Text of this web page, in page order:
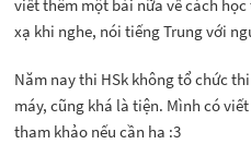
viết thêm một bài nữa về cách
xạ khi nghe, nói tiếng Trung với
Năm nay thi HSk không tổ chức
máy, cũng khá là tiện. Mình có
tham khảo nếu cần ha :3